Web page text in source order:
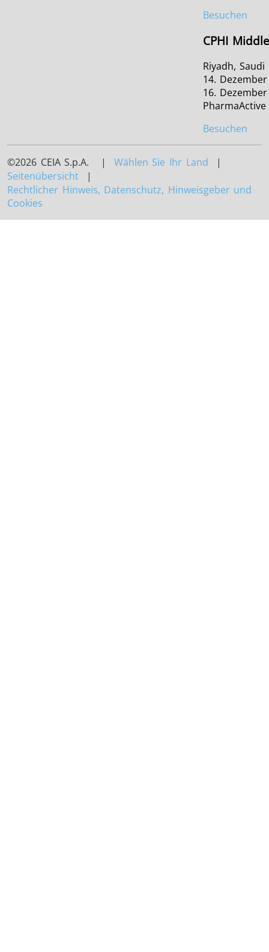
Besuchen
CPHI
Riyadh,
14.
16.
PharmaActive
Besuchen
©2026 CEIA S.p.A. | Wählen Sie Ihr Land |
Seitenübersicht |
Rechtlicher Hinweis, Datenschutz, Hinweisgeber und
Cookies